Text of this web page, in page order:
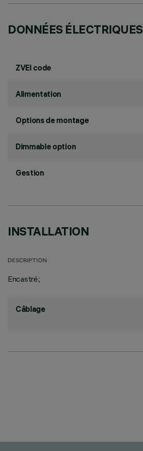
DONNÉES ÉLECTRIQUES
ZVEI code
Alimentation
Options de montage
Dimmable option
Gestion
INSTALLATION
DESCRIPTION
Encastré.;
Câblage